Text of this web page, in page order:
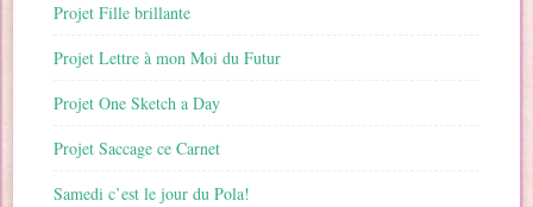
Projet Fille brillante
Projet Lettre à mon Moi du Futur
Projet One Sketch a Day
Projet Saccage ce Carnet
Samedi c’est le jour du Pola!